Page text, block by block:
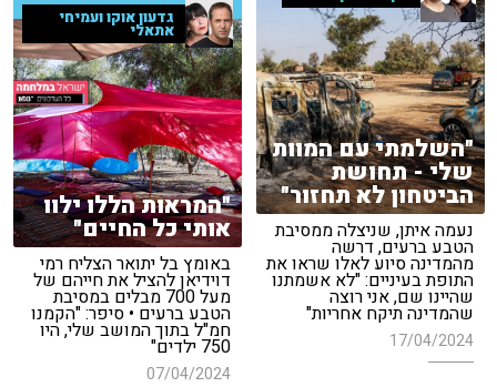
"השלמתי עם המוות
שלי - תחושת
הביטחון לא תחזור"
נעמה איתן, שניצלה ממסיבת
הטבע ברעים, דרשה
מהמדינה סיוע לאלו שראו את
התופת בעיניים: "לא אשמתנו
שהיינו שם, אני רוצה
שהמדינה תיקח אחריות"
17/04/2024
גדעון אוקו ועמיחי
אתאלי
"המראות הללו ילוו
אותי כל החיים"
באומץ בל יתואר הצליח רמי
דוידיאן להציל את חייהם של
מעל 700 מבלים במסיבת
הטבע ברעים • סיפר: "הקמנו
חמ"ל בתוך המושב שלי, היו
750 ילדים"
07/04/2024